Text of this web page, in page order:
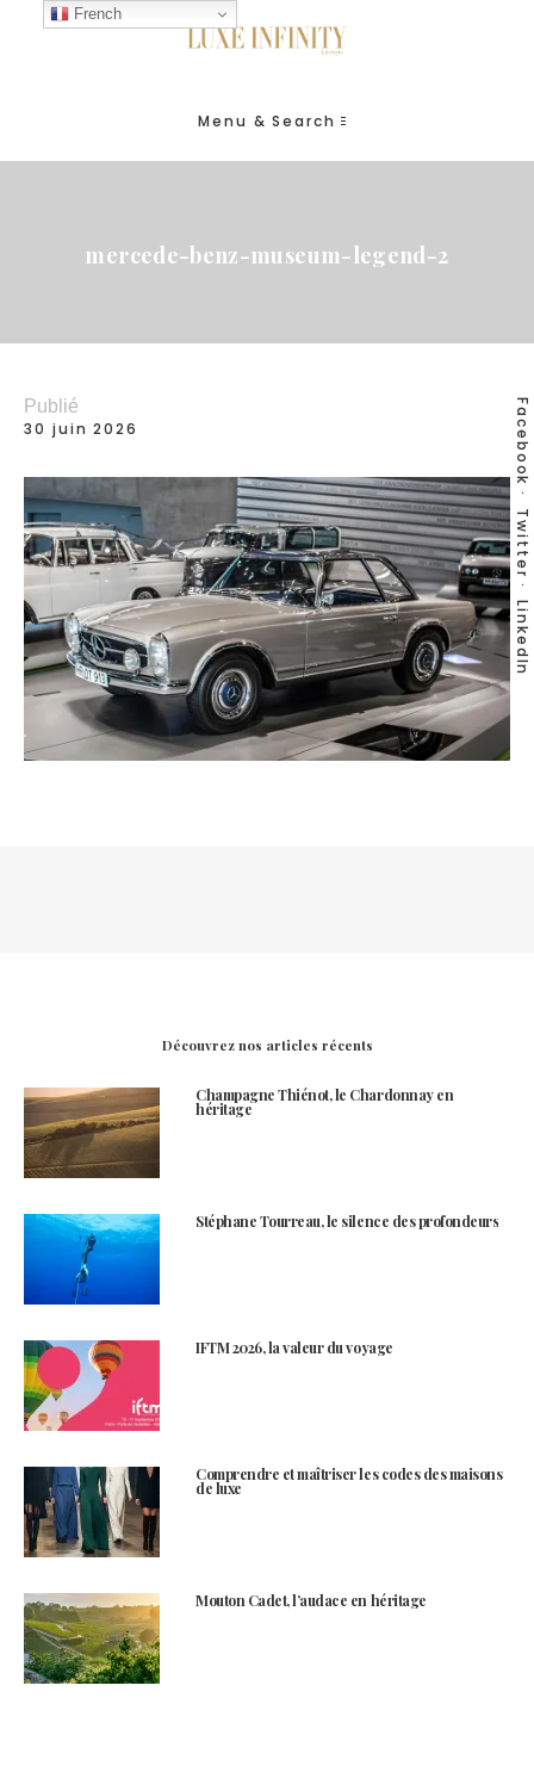
Menu & Search
mercede-benz-museum-legend-2
Facebook
Twitter
LinkedIn
Publié
30 juin 2026
Découvrez nos articles récents
Champagne Thiénot, le Chardonnay en
héritage
Stéphane Tourreau, le silence des profondeurs
IFTM 2026, la valeur du voyage
Comprendre et maîtriser les codes des maisons
de luxe
Mouton Cadet, l’audace en héritage
French